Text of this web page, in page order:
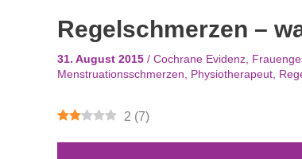
Regelschmerzen –
31. August 2015 / Cochrane Evidenz
Menstruationsschmerzen
Physiotherapeut
2 (7)